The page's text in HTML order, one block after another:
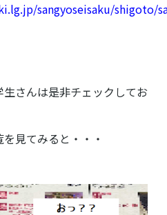
sangyoseisaku/shigoto/
さんは是非チェックしてお
見てみると・・・